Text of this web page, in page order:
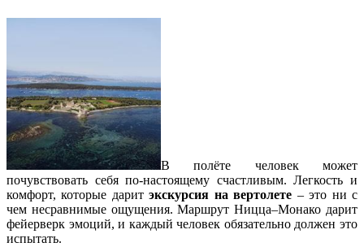
В полёте человек может
почувствовать себя по-настоящему счастливым. Легкость и
комфорт, которые даритэкскурсия на вертолете – это ни с
чем несравнимые ощущения. Маршрут Ницца–Монако дарит
фейерверк эмоций, и каждый человек обязательно должен это
испытать.